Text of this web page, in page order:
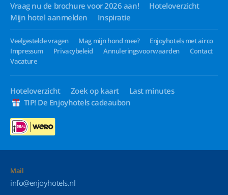
Vraag nu de brochure voor 2026 aan!
Hoteloverzicht
Mijn hotel aanmelden
Inspiratie
Veelgestelde vragen Mag mijn hond mee?
Enjoyhotels met airco
Impressum
Privacybeleid Annuleringsvoorwaarden
Contact
Vacature
Hoteloverzicht Zoek op kaart
Last minutes
TIP! De Enjoyhotels cadeaubon
Mail
info@enjoyhotels.nl